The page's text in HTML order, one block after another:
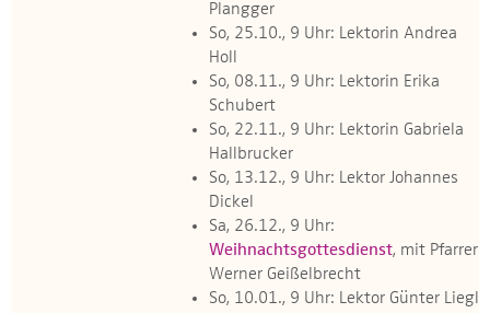
Plangger
So, 25.10., 9 Uhr: Lektorin Andrea
Holl
So, 08.11., 9 Uhr: Lektorin Erika
Schubert
So, 22.11., 9 Uhr: Lektorin Gabriela
Hallbrucker
So, 13.12., 9 Uhr: Lektor Johannes
Dickel
Sa, 26.12., 9 Uhr:
Weihnachtsgottesdienst, mit Pfarrer
Werner Geißelbrecht
So, 10.01., 9 Uhr: Lektor Günter Liegl